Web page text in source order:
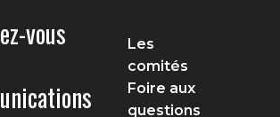
vous
Les
comités
Foire aux
questions